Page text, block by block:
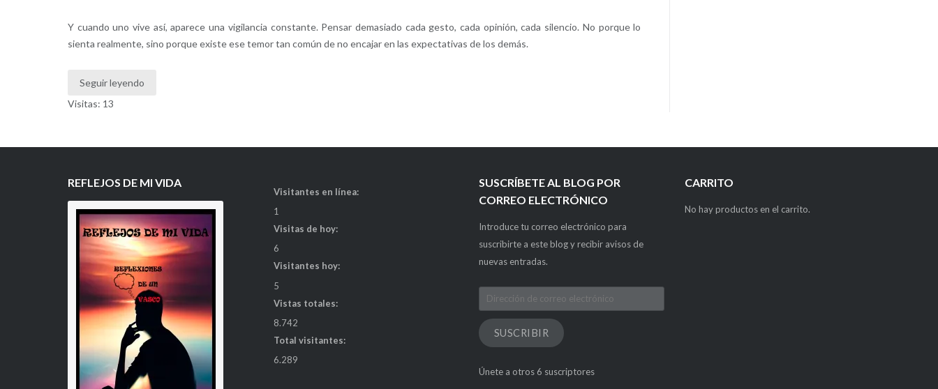
Y cuando uno vive así, aparece una vigilancia constante. Pensar demasiado cada gesto, cada opinión, cada silencio. No porque lo
sienta realmente, sino porque existe ese temor tan común de no encajar en las expectativas de los demás.
Seguir leyendo
Visitas: 13
REFLEJOS DE MI VIDA
Visitantes en línea:
1
Visitas de hoy:
6
Visitantes hoy:
5
Vistas totales:
8.742
Total visitantes:
6.289
SUSCRÍBETE AL BLOG POR
CORREO ELECTRÓNICO
Introduce tu correo electrónico para
suscribirte a este blog y recibir avisos de
nuevas entradas.
Dirección
de
correo
electrónico
SUSCRIBIR
Únete a otros 6 suscriptores
CARRITO
No hay productos en el carrito.